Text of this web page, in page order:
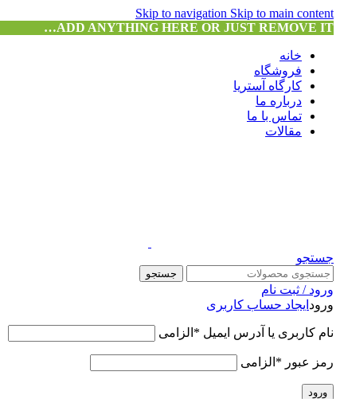
Skip to navigation Skip to main content
ADD ANYTHING HERE OR JUST REMOVE IT…
خانه
فروشگاه
کارگاه آستریا
درباره ما
تماس با ما
مقالات
جستجو
جستجو
ورود / ثبت نام
ورود ایجاد حساب کاربری
نام کاربری یا آدرس ایمیل * الزامی
رمز عبور * الزامی
ورود